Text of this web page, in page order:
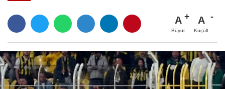
A
Büyüt
A
Küçült